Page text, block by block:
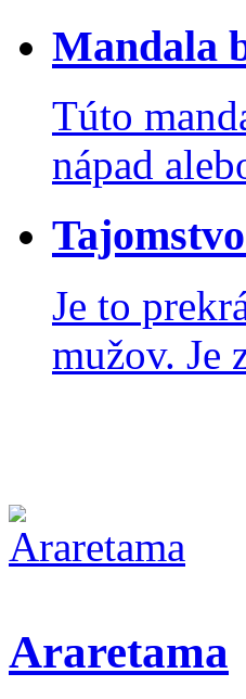
Mandala
Túto
nápad
Je to
mužov. Je
Araretama